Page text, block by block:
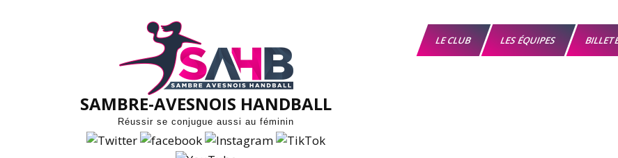
SAMBRE-AVESNOIS HANDBALL
Réussir se conjugue aussi au féminin
LE CLUB LES ÉQUIPES